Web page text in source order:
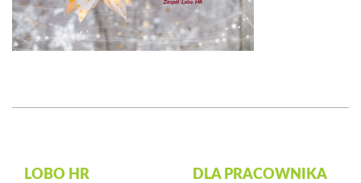
LOBO HR DLA PRACOWNIKA